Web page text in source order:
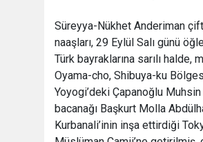
Süreyya-Nükhet Anderiman
naaşları, 29 Eylül Salı günü
Türk bayraklarına sarılı halde,
Oyama-cho, Shibuya-ku
Yoyogi’deki Çapanoğlu Muhsin
bacanağı Başkurt Molla
Kurbanali’inin inşa ettirdiği